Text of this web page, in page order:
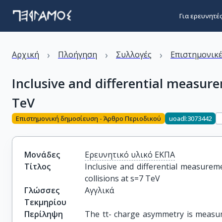
Για ερευνητές
Αρχική › Πλοήγηση › Συλλογές ›
Inclusive and differential
TeV
Επιστημονική δημοσίευση - Άρθρο Περιοδικού uoadl:3073442
Μονάδες
Ερευνητικό υλικό ΕΚΠΑ
Τίτλος
Inclusive and differential
collisions at s=7 TeV
Γλώσσες
Τεκμηρίου
Αγγλικά
Περίληψη
The tt- charge asymmetry is